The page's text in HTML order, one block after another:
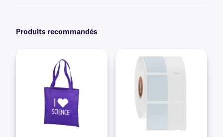
Produits recommandés